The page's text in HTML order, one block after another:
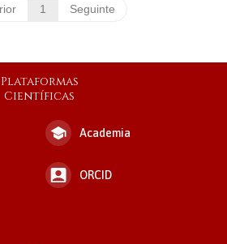
1 Seguinte
Plataformas
Científicas
Academia
ORCID